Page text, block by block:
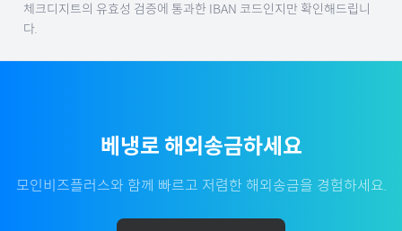
체크디지트의 유효성 검증에 통과한 IBAN 코드인지만 확인해드립니
다.
베냉로 해외송금하세요
모인비즈플러스와 함께 빠르고 저렴한 해외송금을 경험하세요.